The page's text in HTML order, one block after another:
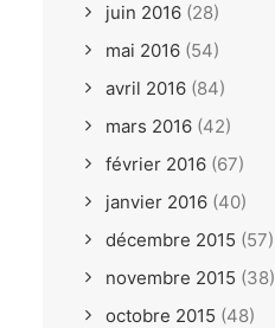
juin 2016 (28)
mai 2016 (54)
avril 2016 (84)
mars 2016 (42)
février 2016 (67)
janvier 2016 (40)
décembre 2015 (57)
novembre 2015 (38)
octobre 2015 (48)